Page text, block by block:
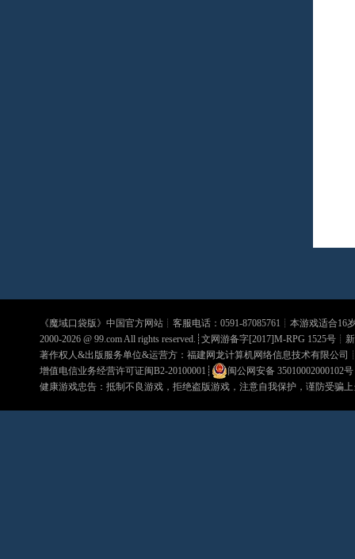
《魔域口袋版》中国官方网站┊客服电话：0591-87085761┊本游戏适合16
2000-2026 @ 99.comAll rights reserved.┊文网游备字[2017]M-RPG 1525号┊
著作权人&出版服务单位&运营方：福建网龙计算机网络信息技术有限公司
增值电信业务经营许可证闽B2-20100001 ┊ 闽公网安备 35010002000102号
健康游戏忠告：抵制不良游戏，拒绝盗版游戏，注意自我保护，谨防受骗